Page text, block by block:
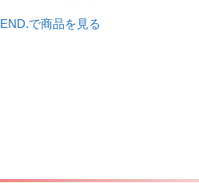
END.で商品を見る